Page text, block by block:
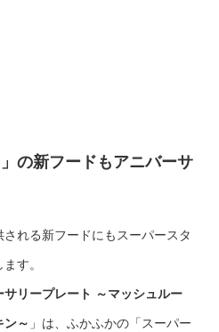
の新フードもアニバーサ
される新フードにもスーパースタ
す。
リープレート ～マッシュルー
ン～ 」は、ふかふかの「スーパー